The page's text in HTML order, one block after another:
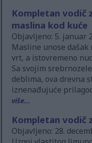
Kompletan vodič
maslina kod kuće
Objavljeno: 5. januar
Masline unose
vrt, a istovremeno
Sa svojim
deblima, ova drevna
iznenađujuće
više...
Kompletan vodič
Objavljeno: 28.